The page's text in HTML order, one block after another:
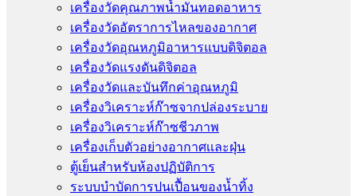
เครื่องวัดคุณภาพน้ำมันทอดอาหาร
เครื่องวัดอัตราการไหลของอากาศ
เครื่องวัดอุณหภูมิอาหารแบบดิจิตอล
เครื่องวัดแรงดันดิจิตอล
เครื่องวัดและบันทึกค่าอุณหภูมิ
เครื่องวิเคราะห์ก๊าซจากปล่องระบาย
เครื่องวิเคราะห์ก๊าซชีวภาพ
เครื่องเก็บตัวอย่างอากาศเเละฝุ่น
ตู้เย็นสำหรับห้องปฏิบัติการ
ระบบบำบัดการปนเปื้อนของน้ำทิ้ง